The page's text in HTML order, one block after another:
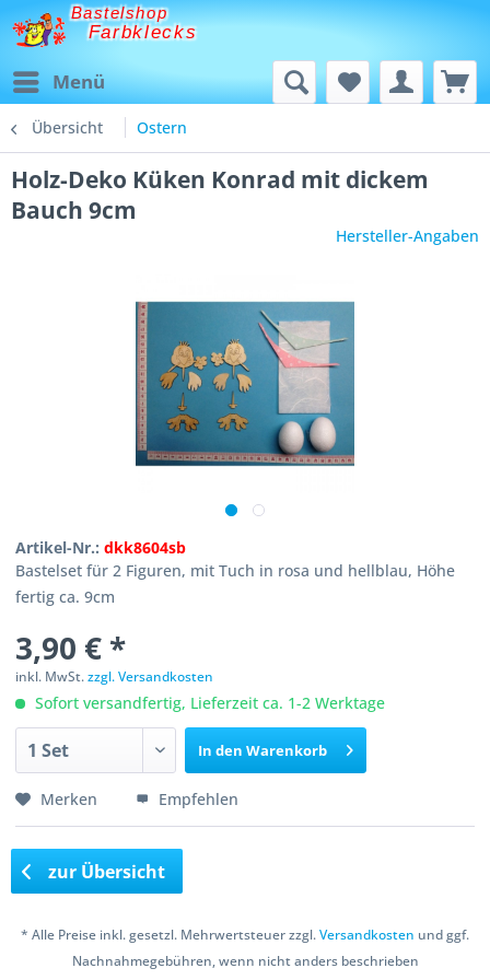
Bastelshop
Farbklecks
Menü
Übersicht Ostern
Holz-Deko Küken Konrad mit dickem
Bauch 9cm
Hersteller-Angaben
Artikel-Nr.:dkk8604sb
Bastelset für 2 Figuren, mit Tuch in rosa und hellblau, Höhe
fertig ca. 9cm
3,90 € *
inkl. MwSt.zzgl. Versandkosten
Sofort versandfertig, Lieferzeit ca. 1-2 Werktage
In den Warenkorb
Merken Empfehlen
zur Übersicht
* Alle Preise inkl. gesetzl. Mehrwertsteuer zzgl.Versandkosten und ggf.
Nachnahmegebühren, wenn nicht anders beschrieben